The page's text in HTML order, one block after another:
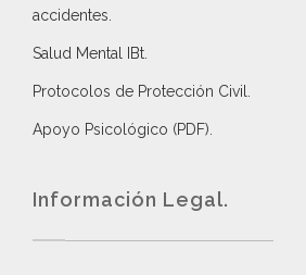
accidentes
Salud Mental IBt
Protocolos de Protección Civil
Apoyo Psicológico (PDF)
Información Legal.